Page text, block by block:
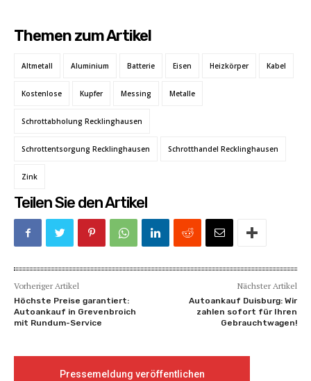
Themen zum Artikel
Altmetall Aluminium Batterie Eisen Heizkörper Kabel
Kostenlose Kupfer Messing Metalle
Schrottabholung Recklinghausen
Schrottentsorgung Recklinghausen Schrotthandel Recklinghausen
Zink
Teilen Sie den Artikel
Vorheriger Artikel
Höchste Preise garantiert:
Autoankauf in Grevenbroich
mit Rundum-Service
Nächster Artikel
Autoankauf Duisburg: Wir
zahlen sofort für Ihren
Gebrauchtwagen!
Pressemeldung veröffentlichen